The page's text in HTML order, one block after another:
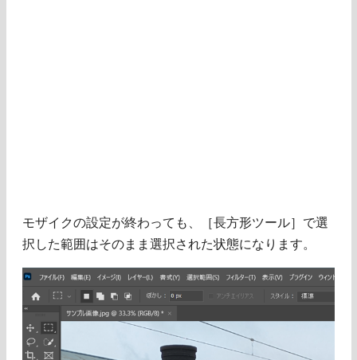
モザイクの設定が終わっても、［長方形ツール］で選
択した範囲はそのまま選択された状態になります。